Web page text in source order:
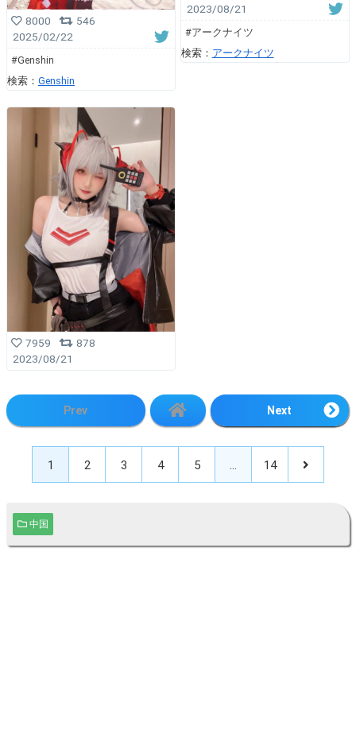
8000
546
2025/02/22
#Genshin
検索： Genshin
2023/08/21
#アークナイツ
検索： アークナイツ
7959
878
2023/08/21
Prev Next
1 2 3 4 5 … 14
中国